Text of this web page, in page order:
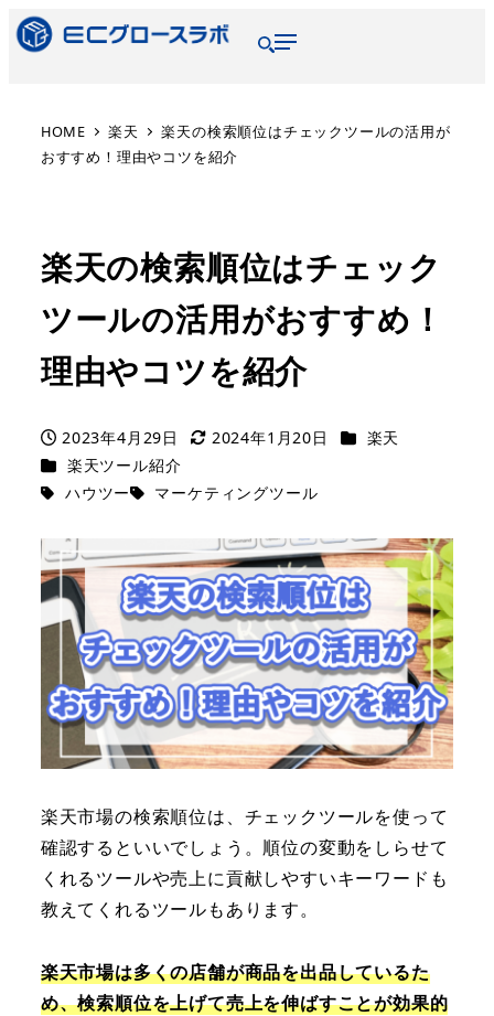
HOME 楽天
楽天の検索順位はチェックツールの活用が
おすすめ！理由やコツを紹介
楽天の検索順位はチェック
ツールの活用がおすすめ！
理由やコツを紹介
2023年4月29日 2024年1月20日
楽天
楽天ツール紹介
ハウツー
マーケティングツール
楽天市場の検索順位は、チェックツールを使って
確認するといいでしょう。順位の変動をしらせて
くれるツールや売上に貢献しやすいキーワードも
教えてくれるツールもあります。
楽天市場は多くの店舗が商品を出品しているた
め、検索順位を上げて売上を伸ばすことが効果的